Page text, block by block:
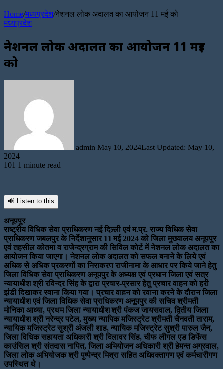
Home/मध्यप्रदेश/नेशनल लोक अदालत का आयोजन 11 मई को
मध्यप्रदेश
नेशनल लोक अदालत का आयोजन 11 मई
को
admin May 10, 2024Last Updated: May 10,
2024
101 1 minute read
🔊 Listen to this
अनूपपुर
राष्ट्रीय विधिक सेवा प्राधिकरण नई दिल्ली एवं म.प्र. राज्य विधिक सेवा
प्राधिकरण जबलपुर के निर्देशानुसार 11 मई 2024 को जिला मुख्यालय अनूपपुर
एवं तहसील कोतमा व राजेन्द्रग्राम की सिविल कोर्ट में नेशनल लोक अदालत का
आयोजन किया जाएगा। नेशनल लोक अदालत को सफल बनाने के लिये एवं
अधिक से अधिक प्रकरणों का निराकरण राजीनामा के आधार पर किये जाने हेतु
जिला विधिक सेवा प्राधिकरण अनूपपुर के अध्यक्ष एवं प्रधान जिला एवं सत्र
न्यायाधीश श्री रविन्दर सिंह के द्वारा प्रचार-प्रसार हेतु प्रचार वाहन को हरी
झंडी दिखाकर रवाना किया गया। प्रचार वाहन को रवाना करने के दौरान जिला
न्यायाधीश एवं जिला विधिक सेवा प्राधिकरण अनूपपुर की सचिव श्रीमती
मोनिका आध्या, प्रथम जिला न्यायाधीश श्री पंकज जायसवाल, द्वितीय जिला
न्यायाधीश श्री नरेन्द्र पटेल, मुख्य न्यायिक मजिस्ट्रेट श्रीमती चैनवती ताराम,
न्यायिक मजिस्ट्रेट सुश्री अंजली शाह, न्यायिक मजिस्ट्रेट सुश्री पारुल जैन,
जिला विधिक सहायता अधिकारी श्री दिलावर सिंह, चीफ लीगल एड डिफेंस
काउंसिल श्री संतदास नापित, जिला अभियोजन अधिकारी श्री हेमन्त अग्रवाल,
जिला लोक अभियोजक श्री पुष्पेन्द्र मिश्रा सहित अधिवक्तागण एवं कर्मचारीगण
उपस्थित थे।